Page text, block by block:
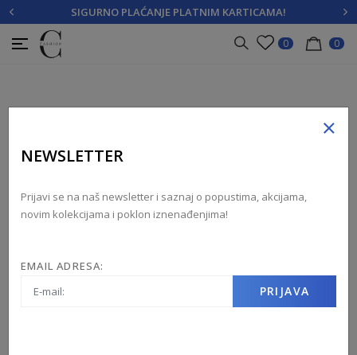
PRIJAVITE SE REGISTRUJTE SE
SIGURNO PLAĆANJE PLATNIM KARTICAMA!
0 0
×
NEWSLETTER
Prijavi se na naš newsletter i saznaj o popustima, akcijama,
novim kolekcijama i poklon iznenađenjima!
EMAIL ADRESA:
PRIJAVA